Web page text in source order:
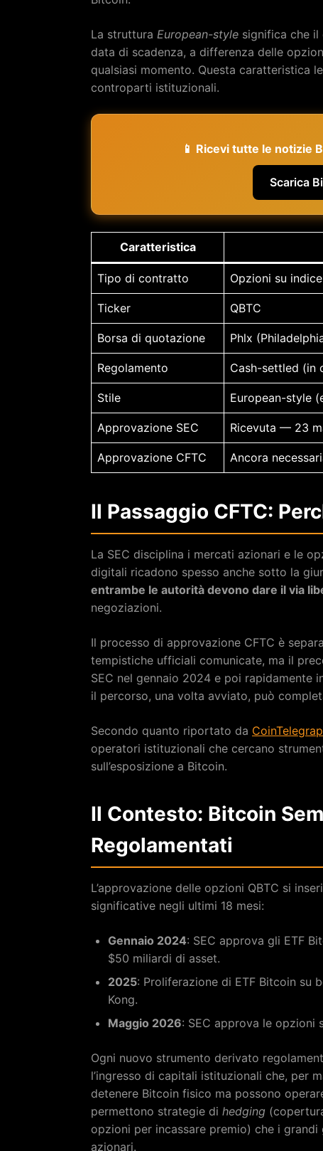
La struttura European-style significa che
data di scadenza, a differenza delle
qualsiasi momento. Questa caratteristica
controparti istituzionali.
📱 Ricevi tutte le notizie
Scarica
Caratteristica
Tipo di contratto Opzioni su
Ticker QBTC
Borsa di quotazione Phlx
Regolamento Cash-settled (in
Stile European-style
Approvazione SEC Ricevuta — 23
Approvazione CFTC Ancora
Il Passaggio CFTC:
La SEC disciplina i mercati azionari e le
digitali ricadono spesso anche sotto la
entrambe le autorità devono dare il via
negoziazioni.
Il processo di approvazione CFTC è
tempistiche ufficiali comunicate, ma il
SEC nel gennaio 2024 e poi
il percorso, una volta avviato, può
Secondo quanto riportato da
operatori istituzionali che cercano
sull’esposizione a Bitcoin.
Il Contesto: Bitcoin
Regolamentati
L’approvazione delle opzioni QBTC si
significative negli ultimi 18 mesi:
Gennaio 2024: SEC approva gli ETF
$50 miliardi di asset.
2025: Proliferazione di ETF Bitcoin su
Kong.
Maggio 2026: SEC approva le opzioni
Ogni nuovo strumento derivato
l’ingresso di capitali istituzionali che, per
detenere Bitcoin fisico ma possono
permettono strategie di hedging
opzioni per incassare premio) che i
azionari.